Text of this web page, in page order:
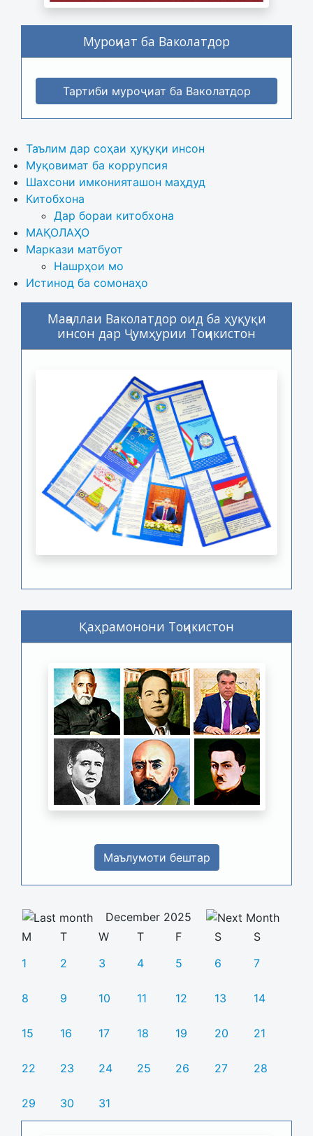
Муроҷиат ба Ваколатдор
Тартиби муроҷиат ба Ваколатдор
Таълим дар соҳаи ҳуқуқи инсон
Муқовимат ба коррупсия
Шахсони имконияташон маҳдуд
Китобхона
Дар бораи китобхона
МАҚОЛАҲО
Маркази матбуот
Нашрҳои мо
Истинод ба сомонаҳо
Маҷаллаи Ваколатдор оид ба ҳуқуқи
инсон дар Ҷумҳурии Тоҷикистон
Қаҳрамонони Тоҷикистон
Маълумоти бештар
December 2025
M
T W T F S
S
1
2 3 4 5 6 7
8 9 10 11 12 13 14
15 16 17 18 19 20 21
22 23 24 25 26 27 28
29 30 31